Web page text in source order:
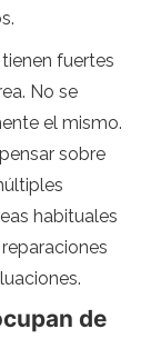
fuertes
No se
el mismo.
sobre
habituales
de